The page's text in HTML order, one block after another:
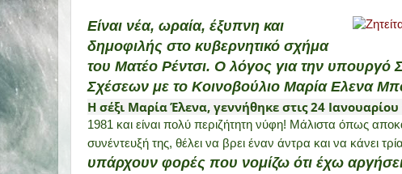
Είναι νέα, ωραία, έξυπνη και
δημοφιλής στο κυβερνητικό σχήμα
του Ματέο Ρέντσι. Ο λόγος για την υπουργό
Σχέσεων με το Κοινοβούλιο Μαρία Ελενα
Η σέξι Μαρία Έλενα, γεννήθηκε στις 24 Ιανουαρίου
1981 και είναι πολύ περιζήτητη νύφη! Μάλιστα όπως
συνέντευξή της, θέλει να βρει έναν άντρα και να κάνει
υπάρχουν φορές που νομίζω ότι έχω